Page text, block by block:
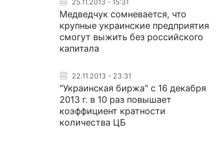
25.11.2013 - 15:31
Медведчук сомневается, что
крупные украинские предприятия
смогут выжить без российского
капитала
22.11.2013 - 23:31
"Украинская биржа" с 16 декабря
2013 г. в 10 раз повышает
коэффициент кратности
количества ЦБ